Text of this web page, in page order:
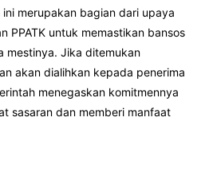
merupakan bagian dari upaya
PPATK untuk memastikan bansos
mestinya. Jika ditemukan
akan dialihkan kepada penerima
menegaskan komitmennya
sasaran dan memberi manfaat